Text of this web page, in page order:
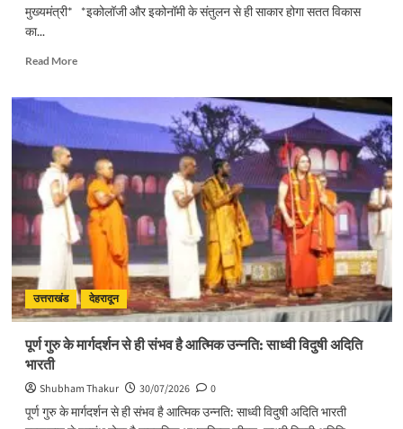
मुख्यमंत्री* *इकोलॉजी और इकोनॉमी के संतुलन से ही साकार होगा सतत विकास
का...
Read MoreRead
विरुद्ध
जनभागीदारी
से
चलाना
होगा
प्रभावी
अभियान
:
मुख्यमंत्री
उत्तराखंड देहरादून
पूर्ण गुरु के मार्गदर्शन से ही संभव है आत्मिक उन्नति: साध्वी विदुषी अदिति
भारती
Shubham Thakur 30/07/2026
0
पूर्ण गुरु के मार्गदर्शन से ही संभव है आत्मिक उन्नति: साध्वी विदुषी अदिति भारती